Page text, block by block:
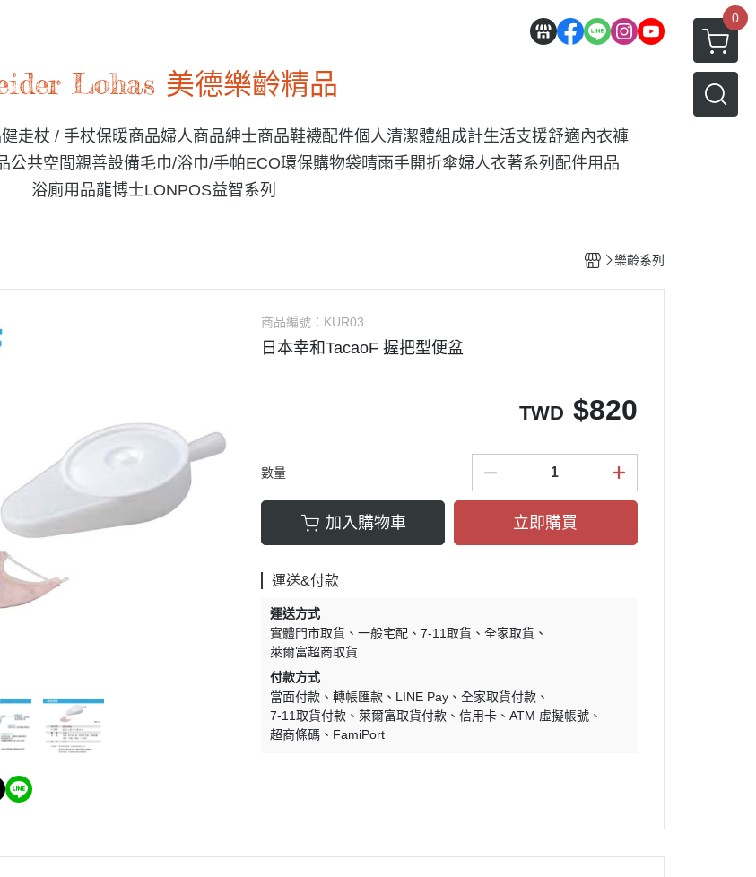
0
Lohas 美德樂齡精品
健走杖 / 手杖保暖商品婦人商品紳士商品鞋襪配件個人清潔體組成計生活支援舒適內衣褲
公共空間親善設備毛巾/浴巾/手帕ECO環保購物袋晴雨手開折傘婦人衣著系列 配件用品
浴廁用品龍博士LONPOS益智系列
樂齡系列
商品編號： KUR03
日本幸和TacaoF 握把型便盆
TWD $820
數量
加入購物車 立即購買
運送&付款
運送方式
實體門市取貨
一般宅配 7-11取貨
全家取貨
萊爾富超商取貨
付款方式
當面付款
轉帳匯款 LINE Pay
全家取貨付款
7-11取貨付款
萊爾富取貨付款 信用卡
ATM 虛擬帳號
超商條碼
FamiPort